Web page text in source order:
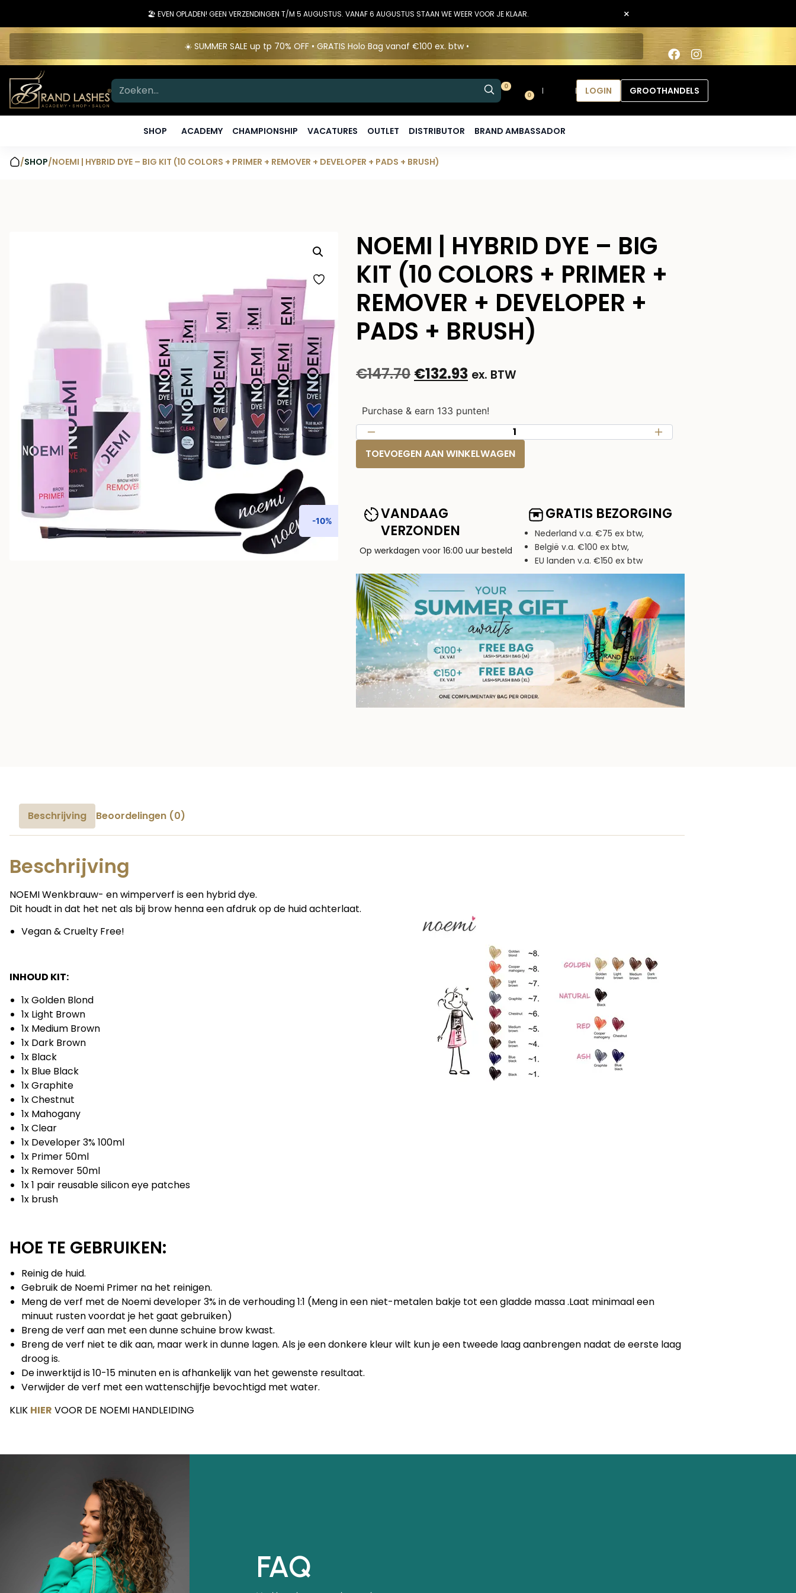
🏖️ EVEN OPLADEN! GEEN VERZENDINGEN T/M 5 AUGUSTUS. VANAF 6 AUGUSTUS STAAN WE WEER VOOR JE KLAAR. ×
☀️ SUMMER SALE up tp 70% OFF • GRATIS Holo Bag vanaf €100 ex. btw •
0
0
LOGIN GROOTHANDELS
SHOP ACADEMY CHAMPIONSHIP VACATURES OUTLET DISTRIBUTOR BRAND AMBASSADOR
/SHOP/NOEMI | HYBRID DYE – BIG KIT (10 COLORS + PRIMER + REMOVER + DEVELOPER + PADS + BRUSH)
-10%
NOEMI | HYBRID DYE – BIG
KIT (10 COLORS + PRIMER +
REMOVER + DEVELOPER +
PADS + BRUSH)
€147.70 €132.93 ex. BTW
Purchase & earn 133 punten!
TOEVOEGEN AAN WINKELWAGEN
VANDAAG
VERZONDEN
Op werkdagen voor 16:00 uur besteld
GRATIS BEZORGING
Nederland v.a. €75 ex btw,
België v.a. €100 ex btw,
EU landen v.a. €150 ex btw
Beschrijving Beoordelingen (0)
Beschrijving
NOEMI Wenkbrauw- en wimperverf is een hybrid dye.
Dit houdt in dat het net als bij brow henna een afdruk op de huid achterlaat.
Vegan & Cruelty Free!
INHOUD KIT:
1x Golden Blond
1x Light Brown
1x Medium Brown
1x Dark Brown
1x Black
1x Blue Black
1x Graphite
1x Chestnut
1x Mahogany
1x Clear
1x Developer 3% 100ml
1x Primer 50ml
1x Remover 50ml
1x 1 pair reusable silicon eye patches
1x brush
HOE TE GEBRUIKEN:
Reinig de huid.
Gebruik de Noemi Primer na het reinigen.
Meng de verf met de Noemi developer 3% in de verhouding 1:1 (Meng in een niet-metalen bakje tot een gladde massa .Laat minimaal een
minuut rusten voordat je het gaat gebruiken)
Breng de verf aan met een dunne schuine brow kwast.
Breng de verf niet te dik aan, maar werk in dunne lagen. Als je een donkere kleur wilt kun je een tweede laag aanbrengen nadat de eerste laag
droog is.
De inwerktijd is 10-15 minuten en is afhankelijk van het gewenste resultaat.
Verwijder de verf met een wattenschijfje bevochtigd met water.
KLIK HIER VOOR DE NOEMI HANDLEIDING
FAQ